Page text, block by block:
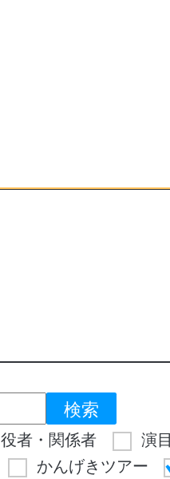
役者・関係者 演目
かんげきツアー